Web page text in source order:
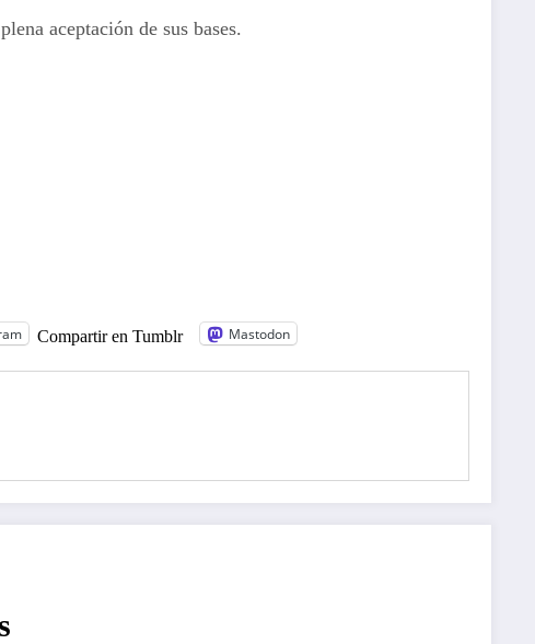
aceptación de sus bases.
Compartir en Tumblr Mastodon